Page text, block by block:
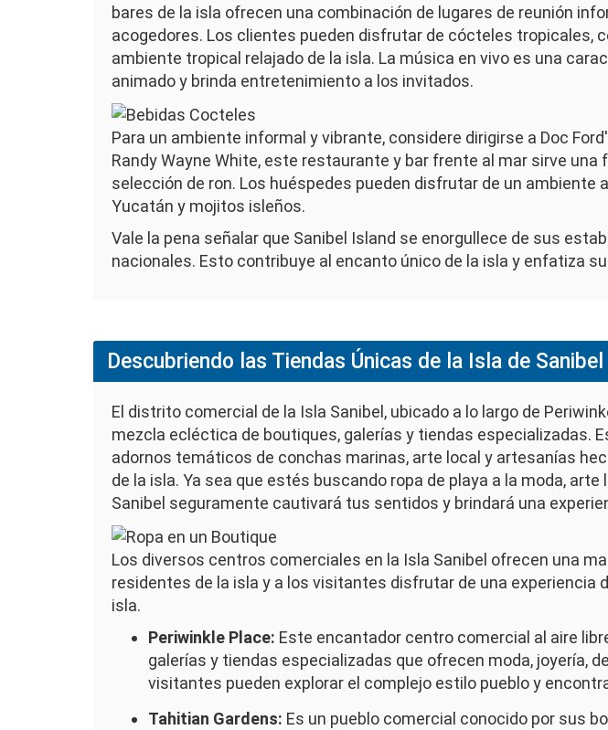
bares de la isla ofrecen una combinación de lugares de reunión
acogedores. Los clientes pueden disfrutar de cócteles tropicales,
ambiente tropical relajado de la isla. La música en vivo es una
animado y brinda entretenimiento a los invitados.
Imagen
Para un ambiente informal y vibrante, considere dirigirse a Doc
Randy Wayne White, este restaurante y bar frente al mar sirve
selección de ron. Los huéspedes pueden disfrutar de un
Yucatán y mojitos isleños.
Vale la pena señalar que Sanibel Island se enorgullece de sus
nacionales. Esto contribuye al encanto único de la isla y enfatiza
Descubriendo las Tiendas Únicas de la Isla de Sanibel
El distrito comercial de la Isla Sanibel, ubicado a lo largo de
mezcla ecléctica de boutiques, galerías y tiendas especializadas.
adornos temáticos de conchas marinas, arte local y artesanías
de la isla. Ya sea que estés buscando ropa de playa a la moda,
Sanibel seguramente cautivará tus sentidos y brindará una
Imagen
Los diversos centros comerciales en la Isla Sanibel ofrecen una
residentes de la isla y a los visitantes disfrutar de una
isla.
Periwinkle Place: Este encantador centro comercial al aire
galerías y tiendas especializadas que ofrecen moda, joyería,
visitantes pueden explorar el complejo estilo pueblo y
Tahitian Gardens: Es un pueblo comercial conocido por sus